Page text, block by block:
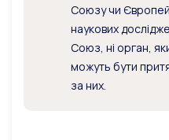
Союзу чи
наукових
Союз, ні орган,
можуть бути
за них.